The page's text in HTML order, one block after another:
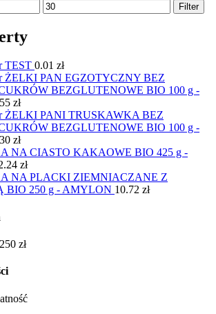
Filter
TEST 0.01 zł
ŻELKI PAN EGZOTYCZNY BEZ
BEZGLUTENOWE BIO 100 g -
zł
ŻELKI PANI TRUSKAWKA BEZ
BEZGLUTENOWE BIO 100 g -
zł
NA CIASTO KAKAOWE BIO 425 g -
zł
NA PLACKI ZIEMNIACZANE Z
BIO 250 g - AMYLON 10.72 zł
zł